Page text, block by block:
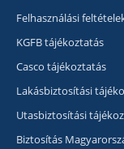
Felhasználási
KGFB tájékoztatás
Casco tájékoztatás
Lakásbiztosítási
Utasbiztosítási
Biztosítás